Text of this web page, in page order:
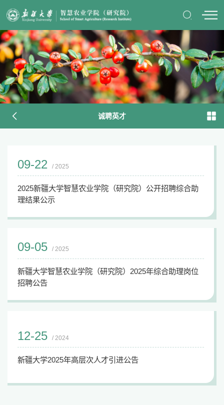
诚聘英才
09-22 / 2025
2025新疆大学智慧农业学院（研究院）公开招聘综合助
理结果公示
09-05 / 2025
新疆大学智慧农业学院（研究院）2025年综合助理岗位
招聘公告
12-25 / 2024
新疆大学2025年高层次人才引进公告